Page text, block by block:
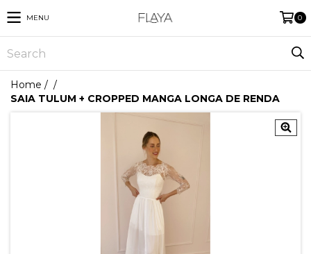
MENU 0
Home / /
SAIA TULUM + CROPPED MANGA LONGA DE RENDA